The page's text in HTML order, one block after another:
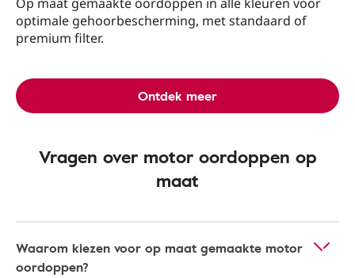
optimale gehoorbescherming, met standaard of
premium filter.
Ontdek meer
Vragen over motor oordoppen op
maat
Waarom kiezen voor op maat gemaakte motor
oordoppen?